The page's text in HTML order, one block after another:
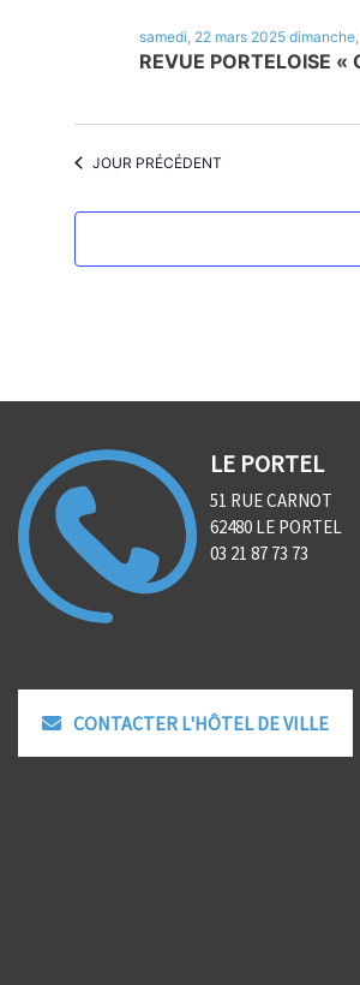
REVUE PORTELOISE «
samedi, 22 mars 2025
JOUR PRÉCÉDENT
LE PORTEL
51 RUE CARNOT
62480 LE PORTEL
03 21 87 73 73
CONTACTER L'HÔTEL DE VILLE